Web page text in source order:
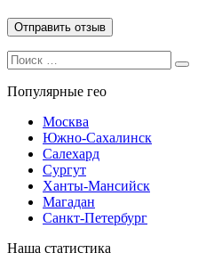
Search
for:
Search
Популярные гео
Москва
Южно-Сахалинск
Салехард
Сургут
Ханты-Мансийск
Магадан
Санкт-Петербург
Наша статистика